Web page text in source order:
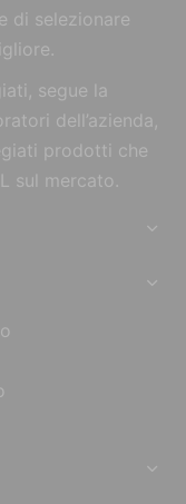
di selezionare
segue la
dell’azienda,
prodotti che
sul mercato.